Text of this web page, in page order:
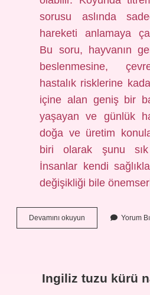
sorusu aslında
hareketi anlamaya
Bu soru, hayvanın
beslenmesine,
hastalık risklerine
içine alan geniş bir
yaşayan ve günlük
doğa ve üretim
biri olarak şunu sık
İnsanlar kendi
değişikliği bile
Devamını okuyun Koyunun
kızgınlığı
Yorum
Ingiliz tuzu kürü